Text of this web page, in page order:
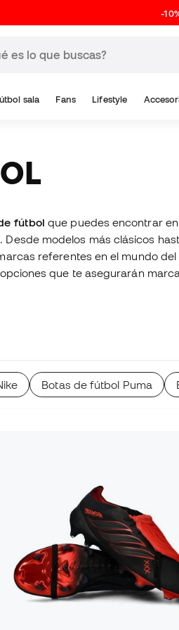
-
sala Fans Lifestyle
fútbol que puedes encontrar en
modelos más clásicos
referentes en el mundo del
que te asegurarán
Botas de fútbol Puma